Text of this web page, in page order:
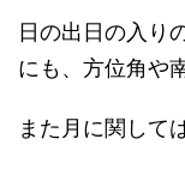
日の出日の入り
にも、方位角や
また月に関して